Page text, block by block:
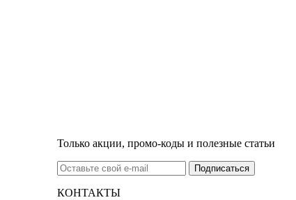
Только акции, промо-коды и полезные статьи
КОНТАКТЫ